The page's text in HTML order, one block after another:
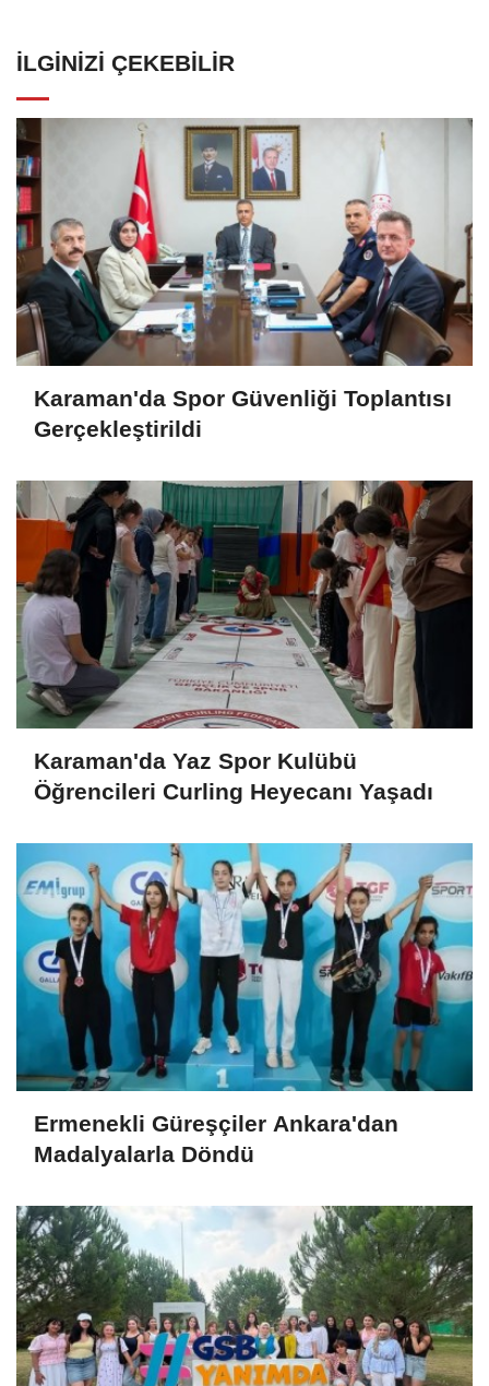
İLGINIZI ÇEKEBILIR
Karaman'da Spor Güvenliği Toplantısı
Gerçekleştirildi
Karaman'da Yaz Spor Kulübü
Öğrencileri Curling Heyecanı Yaşadı
Ermenekli Güreşçiler Ankara'dan
Madalyalarla Döndü